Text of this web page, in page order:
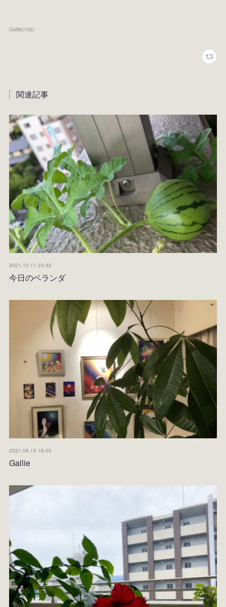
Gallie(102)
関連記事
2021.10.11 23:42
今日のベランダ
2021.09.15 16:00
Gallie